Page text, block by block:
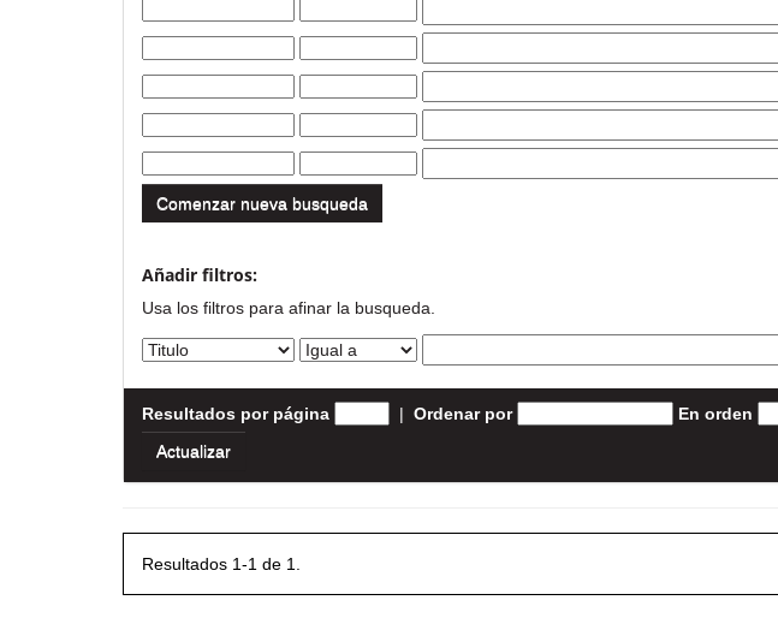
Comenzar nueva busqueda
Añadir filtros:
Usa los filtros para afinar la busqueda.
Resultados por página | Ordenar por En orden
Resultados 1-1 de 1.